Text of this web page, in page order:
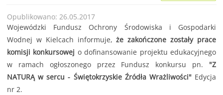
Opublikowano: 26.05.2017
Wojewódzki Fundusz Ochrony Środowiska i Gospodarki
Wodnej w Kielcach informuje,że zakończone zostały prace
komisji konkursowej o dofinansowanie projektu edukacyjnego
w ramach ogłoszonego przez Fundusz konkursu pn. "Z
NATURĄ w sercu - Świętokrzyskie Źródła Wrażliwości"Edycja
nr 2.